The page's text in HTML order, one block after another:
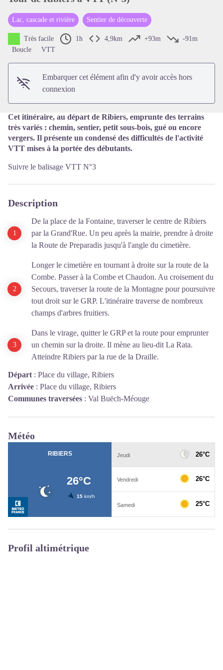
Voir l'image en plein écran
Lac, cascade et rivière Sentier de découverte
Très facile 1h 4,9km +93m
-91m
Boucle
VTT
Embarquer cet élément afin d'y avoir accès hors
connexion
Cet itinéraire, au départ de Ribiers, emprunte des terrains
très variés : chemin, sentier, petit sous-bois, gué ou encore
vergers. Il présente un condensé des difficultés de l'activité
VTT mises à la portée des débutants.
Suivre le balisage VTT N°3
Description
De la place de la Fontaine, traverser le centre de Ribiers
par la Grand'Rue. Un peu après la mairie, prendre à droite
la Route de Preparadis jusqu'à l'angle du cimetière.
Longer le cimetière en tournant à droite sur la route de la
Combe. Passer à la Combe et Chaudon. Au croisement du
Secours, traverser la route de la Montagne pour poursuivre
tout droit sur le GRP. L'itinéraire traverse de nombreux
champs d'arbres fruitiers.
Dans le virage, quitter le GRP et la route pour emprunter
un chemin sur la droite. Il mène au lieu-dit La Rata.
Atteindre Ribiers par la rue de la Draille.
Départ : Place du village, Ribiers
Arrivée : Place du village, Ribiers
Communes traversées : Val Buëch-Méouge
Météo
Profil altimétrique